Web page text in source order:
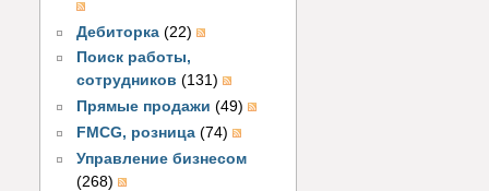
Дебиторка (22)
Поиск работы,
сотрудников (131)
Прямые продажи (49)
FMCG, розница (74)
Управление бизнесом
(268)